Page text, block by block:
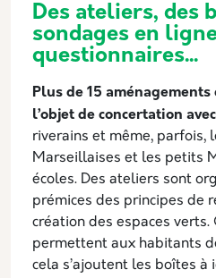
Des ateliers, des
sondages en
questionnaires...
Plus de 15 aménagements
l’objet de concertation
riverains et même, parfois,
Marseillaises et les petits
écoles. Des ateliers sont
prémices des principes de
création des espaces verts.
permettent aux habitants
cela s’ajoutent les boîtes à